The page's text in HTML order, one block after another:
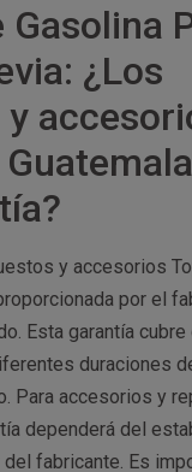
Gasolina
¿Los
y accesorios
por el
Esta garantía
duraciones
Para accesorios y
dependerá del
fabricante. Es